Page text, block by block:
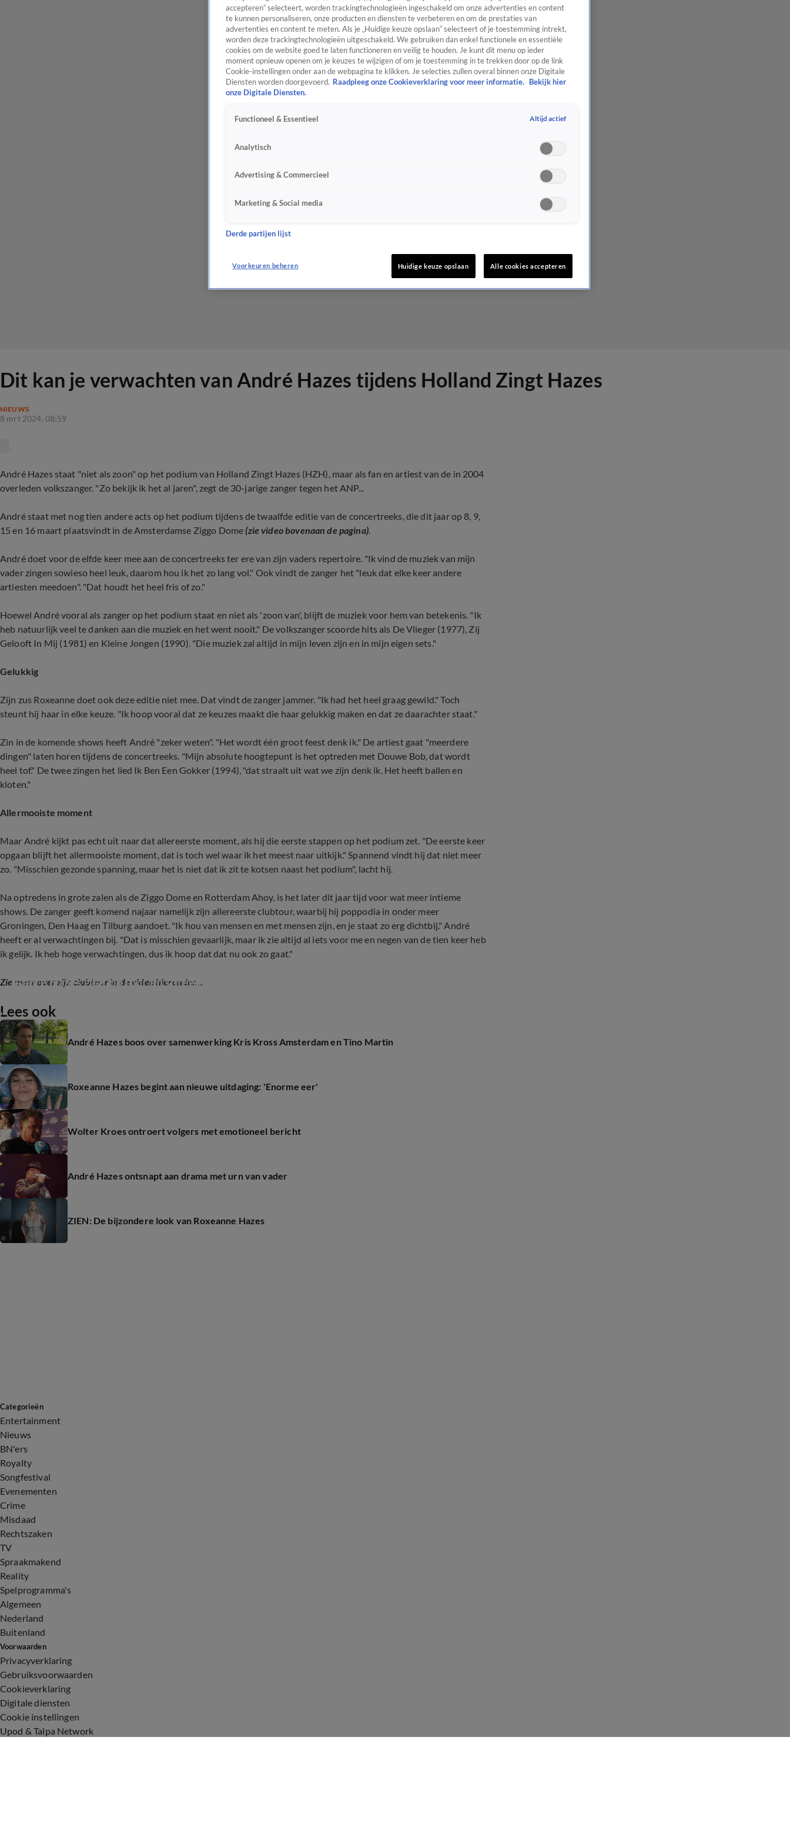
Dit kan je verwachten van André Hazes tijdens Holland Zingt Hazes
NIEUWS
8 mrt 2024, 08:59
André Hazes staat "niet als zoon" op het podium van Holland Zingt Hazes (HZH), maar als fan en artiest van de in 2004
overleden volkszanger. "Zo bekijk ik het al jaren", zegt de 30-jarige zanger tegen het ANP...
André staat met nog tien andere acts op het podium tijdens de twaalfde editie van de concertreeks, die dit jaar op 8, 9,
15 en 16 maart plaatsvindt in de Amsterdamse Ziggo Dome(zie video bovenaan de pagina).
André doet voor de elfde keer mee aan de concertreeks ter ere van zijn vaders repertoire. "Ik vind de muziek van mijn
vader zingen sowieso heel leuk, daarom hou ik het zo lang vol." Ook vindt de zanger het "leuk dat elke keer andere
artiesten meedoen". "Dat houdt het heel fris of zo."
Hoewel André vooral als zanger op het podium staat en niet als 'zoon van', blijft de muziek voor hem van betekenis. "Ik
heb natuurlijk veel te danken aan die muziek en het went nooit." De volkszanger scoorde hits als De Vlieger (1977), Zij
Gelooft In Mij (1981) en Kleine Jongen (1990). "Die muziek zal altijd in mijn leven zijn en in mijn eigen sets."
Gelukkig
Zijn zus Roxeanne doet ook deze editie niet mee. Dat vindt de zanger jammer. "Ik had het heel graag gewild." Toch
steunt hij haar in elke keuze. "Ik hoop vooral dat ze keuzes maakt die haar gelukkig maken en dat ze daarachter staat."
Zin in de komende shows heeft André "zeker weten". "Het wordt één groot feest denk ik." De artiest gaat "meerdere
dingen" laten horen tijdens de concertreeks. "Mijn absolute hoogtepunt is het optreden met Douwe Bob, dat wordt
heel tof." De twee zingen het lied Ik Ben Een Gokker (1994), "dat straalt uit wat we zijn denk ik. Het heeft ballen en
kloten."
Allermooiste moment
Maar André kijkt pas echt uit naar dat allereerste moment, als hij die eerste stappen op het podium zet. "De eerste keer
opgaan blijft het allermooiste moment, dat is toch wel waar ik het meest naar uitkijk." Spannend vindt hij dat niet meer
zo. "Misschien gezonde spanning, maar het is niet dat ik zit te kotsen naast het podium", lacht hij.
Na optredens in grote zalen als de Ziggo Dome en Rotterdam Ahoy, is het later dit jaar tijd voor wat meer intieme
shows. De zanger geeft komend najaar namelijk zijn allereerste clubtour, waarbij hij poppodia in onder meer
Groningen, Den Haag en Tilburg aandoet. "Ik hou van mensen en met mensen zijn, en je staat zo erg dichtbij." André
heeft er al verwachtingen bij. "Dat is misschien gevaarlijk, maar ik zie altijd al iets voor me en negen van de tien keer heb
ik gelijk. Ik heb hoge verwachtingen, dus ik hoop dat dat nu ook zo gaat."
Zie meer over zijn clubtour in de video hieronder...
3:57
André Hazes gaat op tour én spreekt over het contact met Roxeanne
Lees ook
André Hazes boos over samenwerking Kris Kross Amsterdam en Tino Martin
Roxeanne Hazes begint aan nieuwe uitdaging: 'Enorme eer'
Wolter Kroes ontroert volgers met emotioneel bericht
André Hazes ontsnapt aan drama met urn van vader
ZIEN: De bijzondere look van Roxeanne Hazes
Categorieën
Entertainment
Nieuws
BN'ers
Royalty
Songfestival
Evenementen
Crime
Misdaad
Rechtszaken
TV
Spraakmakend
Reality
Spelprogramma's
Algemeen
Nederland
Buitenland
Voorwaarden
Privacyverklaring
Gebruiksvoorwaarden
Cookieverklaring
Digitale diensten
Cookie instellingen
Upod & Talpa Network
accepteren” selecteert, worden trackingtechnologieën ingeschakeld om onze advertenties en content
te kunnen personaliseren, onze producten en diensten te verbeteren en om de prestaties van
advertenties en content te meten. Als je „Huidige keuze opslaan” selecteert of je toestemming intrekt,
worden deze trackingtechnologieën uitgeschakeld. We gebruiken dan enkel functionele en essentiële
cookies om de website goed te laten functioneren en veilig te houden. Je kunt dit menu op ieder
moment opnieuw openen om je keuzes te wijzigen of om je toestemming in te trekken door op de link
Cookie-instellingen onder aan de webpagina te klikken. Je selecties zullen overal binnen onze Digitale
Diensten worden doorgevoerd. Raadpleeg onze Cookieverklaring voor meer informatie.
Bekijk hier
onze Digitale Diensten.
Functioneel & Essentieel Altijd actief
Analytisch
Advertising & Commercieel
Marketing & Social media
Derde partijen lijst
Voorkeuren beheren Huidige keuze opslaan Alle cookies accepteren